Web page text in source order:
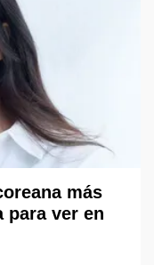
más
para ver en